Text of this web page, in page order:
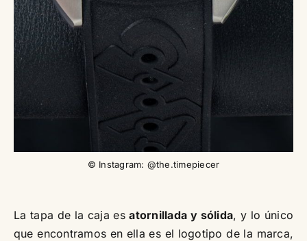
© Instagram: @the.timepiecer
La tapa de la caja esatornillada y sólida, y lo único
que encontramos en ella es el logotipo de la marca,